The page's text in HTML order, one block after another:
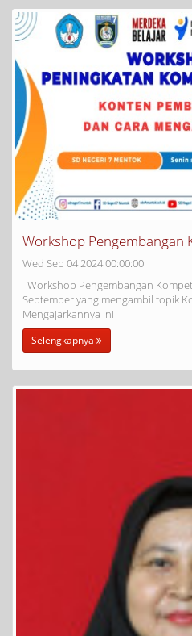
Workshop Pengembangan
Wed Sep 04 2024 00:00:00
Workshop Pengembangan
September yang mengambil topik
Mengajarkannya ini
Selengkapnya